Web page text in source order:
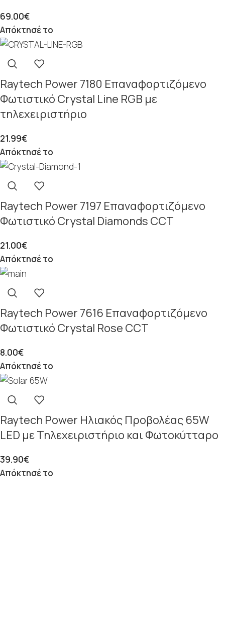
69.00€
Απόκτησέ το
Raytech Power 7180 Επαναφορτιζόμενο
Φωτιστικό Crystal Line RGB με
τηλεχειριστήριο
21.99€
Απόκτησέ το
Raytech Power 7197 Επαναφορτιζόμενο
Φωτιστικό Crystal Diamonds CCT
21.00€
Απόκτησέ το
Raytech Power 7616 Επαναφορτιζόμενο
Φωτιστικό Crystal Rose CCT
8.00€
Απόκτησέ το
Raytech Power Ηλιακός Προβολέας 65W
LED με Τηλεχειριστήριο και Φωτοκύτταρο
39.90€
Απόκτησέ το